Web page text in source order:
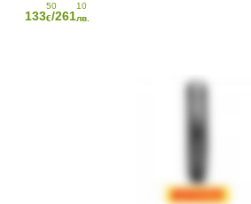
133
50
€/261
10
лв.